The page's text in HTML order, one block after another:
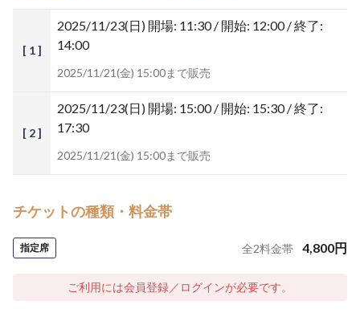
[ 1 ]
2025/11/23(日) 開場: 11:30 / 開始: 12:00 / 終了:
14:00
2025/11/21(金) 15:00まで販売
[ 2 ]
2025/11/23(日) 開場: 15:00 / 開始: 15:30 / 終了:
17:30
2025/11/21(金) 15:00まで販売
チケットの種類・料金帯
指定席 全2料金帯 4,800円
ご利用には会員登録／ログインが必要です。